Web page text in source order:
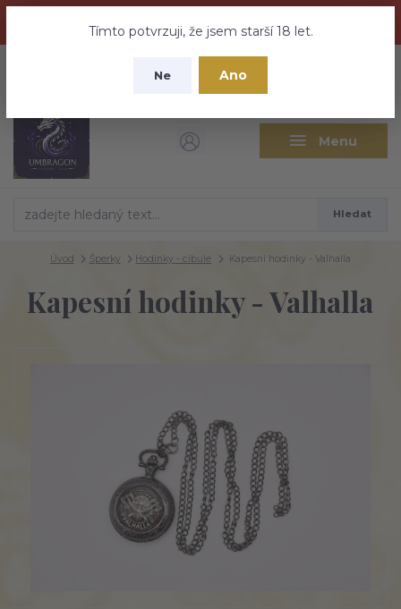
nebuďte vyděšeni zde najdete vše a ještě mnohem víc
Tímto potvrzuji, že jsem starší 18 let.
Ne Ano
Menu
CZK
Hledat
Úvod Šperky Hodinky - cibule Kapesní hodinky - Valhalla
Kapesní hodinky - Valhalla